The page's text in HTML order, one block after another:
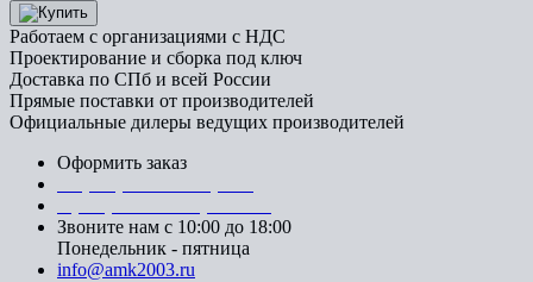
Работаем с организациями с НДС
Проектирование и сборка под ключ
Доставка по СПб и всей России
Прямые поставки от производителей
Официальные дилеры ведущих производителей
Оформить заказ
Звоните нам с 10:00 до 18:00
Понедельник - пятница
info@amk2003.ru